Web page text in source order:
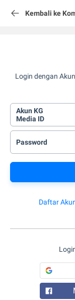
Kembali ke
Login dengan
Akun KG
Media ID
Password
Daftar